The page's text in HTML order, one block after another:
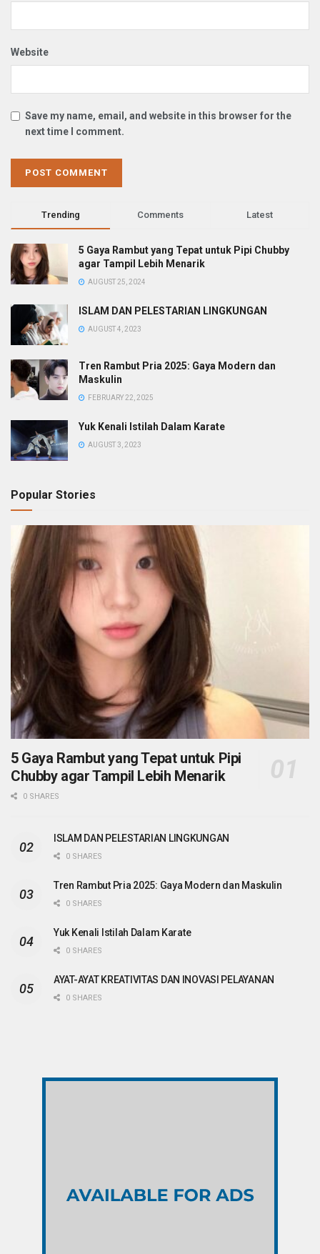
Website
Save my name, email, and website in this browser for the
next time I comment.
Trending Comments Latest
5 Gaya Rambut yang Tepat untuk Pipi Chubby
agar Tampil Lebih Menarik
AUGUST 25, 2024
ISLAM DAN PELESTARIAN LINGKUNGAN
AUGUST 4, 2023
Tren Rambut Pria 2025: Gaya Modern dan
Maskulin
FEBRUARY 22, 2025
Yuk Kenali Istilah Dalam Karate
AUGUST 3, 2023
Popular Stories
5 Gaya Rambut yang Tepat untuk Pipi
Chubby agar Tampil Lebih Menarik
0 SHARES
ISLAM DAN PELESTARIAN LINGKUNGAN
0 SHARES
Tren Rambut Pria 2025: Gaya Modern dan Maskulin
0 SHARES
Yuk Kenali Istilah Dalam Karate
0 SHARES
AYAT-AYAT KREATIVITAS DAN INOVASI PELAYANAN
0 SHARES